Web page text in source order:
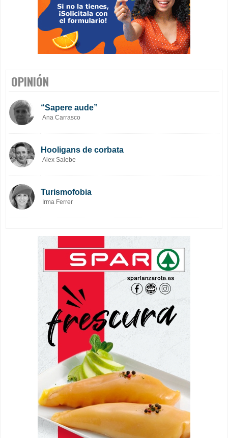
OPINIÓN
“Sapere aude”
Ana Carrasco
Hooligans de corbata
Alex Salebe
Turismofobia
Irma Ferrer